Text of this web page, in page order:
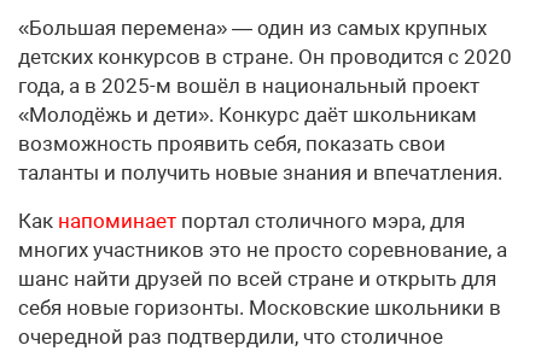
«Большая перемена» — один из самых крупных
детских конкурсов в стране. Он проводится с 2020
года, а в 2025-м вошёл в национальный проект
«Молодёжь и дети». Конкурс даёт школьникам
возможность проявить себя, показать свои
таланты и получить новые знания и впечатления.
Как напоминает портал столичного мэра, для
многих участников это не просто соревнование, а
шанс найти друзей по всей стране и открыть для
себя новые горизонты. Московские школьники в
очередной раз подтвердили, что столичное